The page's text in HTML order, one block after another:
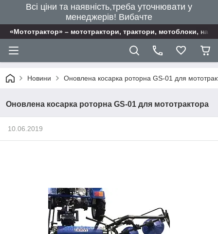
Всі ціни та наявність,треба уточнювати у
менеджерів! Вибачте
«Мототрактор» – мототрактори, трактори, мотоблоки,
Новини Оновлена косарка роторна GS-01 для
Оновлена косарка роторна GS-01 для мототрактора
10.06.2019